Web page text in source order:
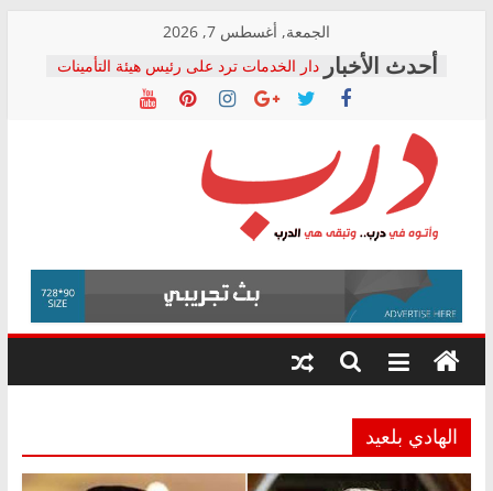
content
الجمعة, أغسطس 7, 2026
دار الخدمات ترد على رئيس هيئة التأمينات
بعد مؤتمره الصحفي: إنكار الأزمة لا ينهي
معاناة أصحاب المعاشات.. ونطالب بكشف
فرحات سليمان يكتب: القطاع الصحي إلى
أين؟
حزب التحالف الشعبي يطلق لجنة “الحق
في الصحة” بالإسكندرية لرصد الانتهاكات
ودعم المرضى
الوزاري لمدينة الصحفيين.. وانتهاء أعمال
إنشاء المبنى الإداري
المجلس القومي لحقوق الإنسان يعلن
متابعة قضية الدكتور محمد زهران.. ويؤكد:
قرينة البراءة وضمانات المحاكمة العادلة
درب
وأتوه
درب..
وتبقى
هي
الهادي بلعيد